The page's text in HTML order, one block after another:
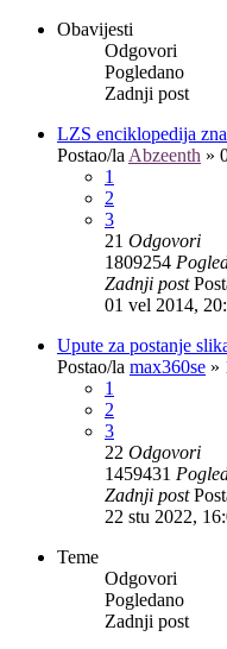
Obavijesti
Odgovori
Pogledano
Zadnji post
LZS enciklopedija
Postao/la Abzeenth »
1
2
3
21 Odgovori
1809254
Zadnji post
01 vel 2014,
Upute za postanje
Postao/la max360se »
1
2
3
22 Odgovori
1459431
Zadnji post
22 stu 2022,
Teme
Odgovori
Pogledano
Zadnji post